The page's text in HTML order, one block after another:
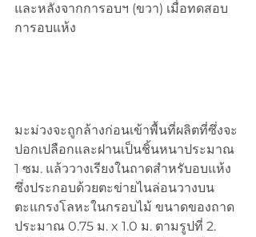
และหลังจากการอบฯ (ขวา) เมื่อทดสอบ
การอบแห้ง
มะม่วงจะถูกล้างก่อนเข้าพื้นที่ผลิตที่ซึ่งจะ
ปอกเปลือกและฝานเป็นชิ้นหนาประมาณ
1 ซม. แล้ววางเรียงในถาดสำหรับอบแห้ง
ซึ่งประกอบด้วยตะข่ายไนล่อนวางบน
ตะแกรงโลหะในกรอบไม้ ขนาดของถาด
ประมาณ 0.75 ม. x 1.0 ม. ตามรูปที่ 2.